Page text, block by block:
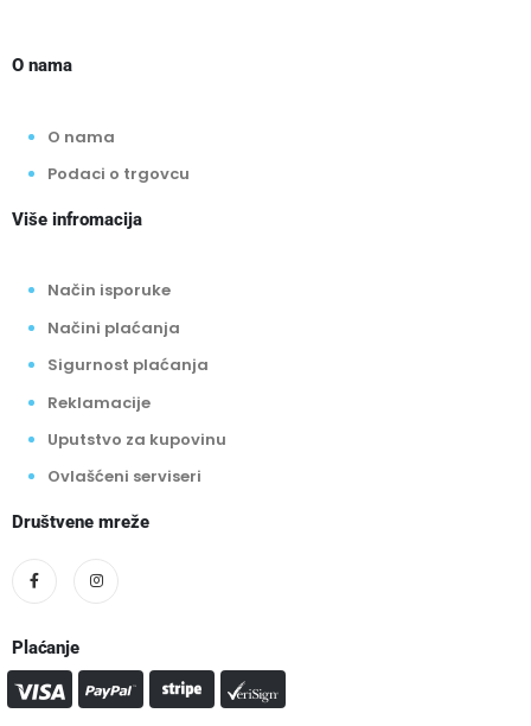
O nama
O nama
Podaci o trgovcu
Više infromacija
Način isporuke
Načini plaćanja
Sigurnost plaćanja
Reklamacije
Uputstvo za kupovinu
Ovlašćeni serviseri
Društvene mreže
Plaćanje